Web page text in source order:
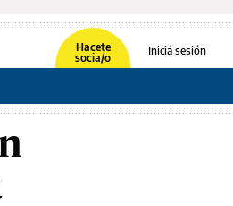
Hacete
socia/o
Iniciá sesión